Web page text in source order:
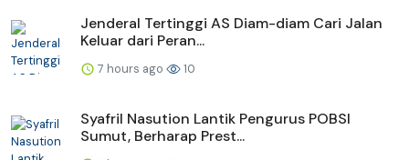
Jenderal Tertinggi AS Diam-diam Cari Jalan
Keluar dari Peran...
7 hours ago 10
Syafril Nasution Lantik Pengurus POBSI
Sumut, Berharap Prest...